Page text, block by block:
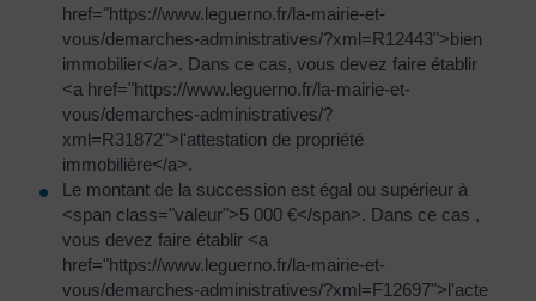
href="https://www.leguerno.fr/la-mairie-et-
vous/demarches-administratives/?xml=R12443">bien
immobilier</a>. Dans ce cas, vous devez faire établir
<a href="https://www.leguerno.fr/la-mairie-et-
vous/demarches-administratives/?
xml=R31872">l'attestation de propriété
immobilière</a>.
Le montant de la succession est égal ou supérieur à
<span class="valeur">5 000 €</span>. Dans ce cas ,
vous devez faire établir <a
href="https://www.leguerno.fr/la-mairie-et-
vous/demarches-administratives/?xml=F12697">l'acte